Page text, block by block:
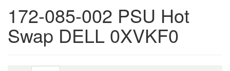
172-085-002 PSU Hot
Swap DELL 0XVKF0